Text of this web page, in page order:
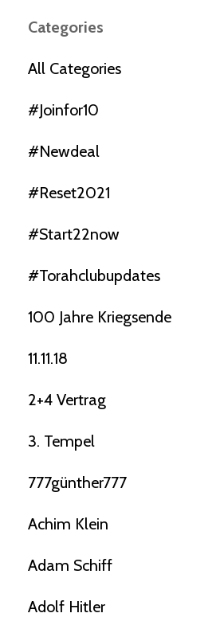
Categories
All Categories
#joinfor10
#newdeal
#reset2021
#start22now
#torahclubupdates
100 Jahre Kriegsende
11.11.18
2+4 Vertrag
3. Tempel
777günther777
Achim Klein
Adam Schiff
Adolf Hitler